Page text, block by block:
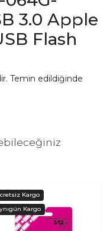
3.0 Apple
Flash
Temin edildiğinde